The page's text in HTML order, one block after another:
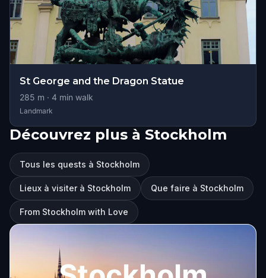
St George and the Dragon Statue
285 m · 4 min walk
Landmark
Découvrez plus à Stockholm
Tous les quests à Stockholm
Lieux à visiter à Stockholm Que faire à Stockholm
From Stockholm with Love